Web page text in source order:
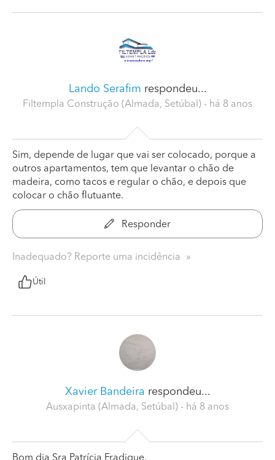
Lando Serafim respondeu...
Filtempla Construção (Almada, Setúbal) - há 8 anos
Sim, depende de lugar que vai ser colocado, porque a
outros apartamentos, tem que levantar o chão de
madeira, como tacos e regular o chão, e depois que
colocar o chão flutuante.
Responder
Inadequado? Reporte uma incidência
Útil
Xavier Bandeira respondeu...
Ausxapinta (Almada, Setúbal) - há 8 anos
Bom dia Sra Patrícia Fradique,